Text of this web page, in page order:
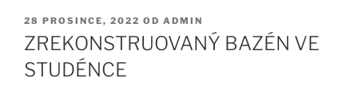
PUBLIKOVÁNO
28 PROSINCE, 2022 OD ADMIN
ZREKONSTRUOVANÝ BAZÉN VE
STUDÉNCE